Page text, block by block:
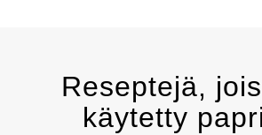
Reseptejä,
käytetty